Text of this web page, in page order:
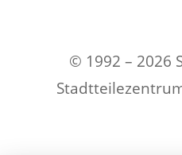
© 1992 – 2026